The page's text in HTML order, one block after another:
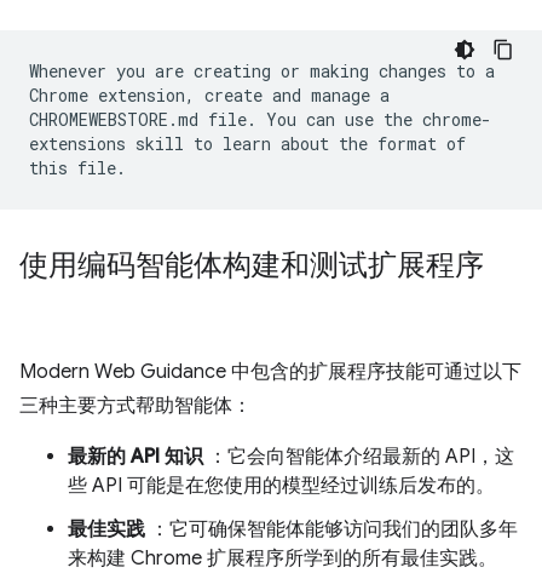
Whenever you are creating or making changes to a
Chrome extension, create and manage a
CHROMEWEBSTORE.md file. You can use the chrome-
extensions skill to learn about the format of
this file.
使用编码智能体构建和测试扩展程序
Modern Web Guidance 中包含的扩展程序技能可通过以下
三种主要方式帮助智能体：
最新的 API 知识：它会向智能体介绍最新的 API，这
些 API 可能是在您使用的模型经过训练后发布的。
最佳实践 ：它可确保智能体能够访问我们的团队多年
来构建 Chrome 扩展程序所学到的所有最佳实践。